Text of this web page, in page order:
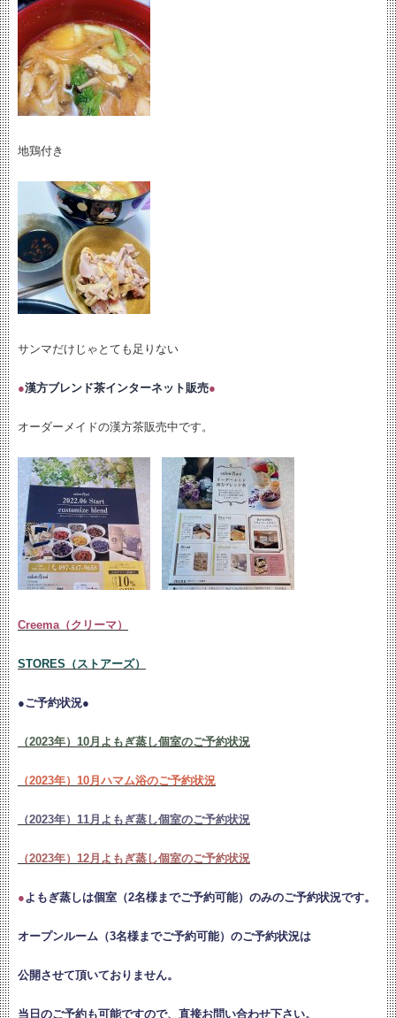
地鶏付き
サンマだけじゃとても足りない
●漢方ブレンド茶インターネット販売●
オーダーメイドの漢方茶販売中です。
Creema（クリーマ）
STORES（ストアーズ）
●ご予約状況●
（2023年）10月よもぎ蒸し個室のご予約状況
（2023年）10月ハマム浴のご予約状況
（2023年）11月よもぎ蒸し個室のご予約状況
（2023年）12月よもぎ蒸し個室のご予約状況
●よもぎ蒸しは個室（2名様までご予約可能）のみのご予約状況です。
オープンルーム（3名様までご予約可能）のご予約状況は
公開させて頂いておりません。
当日のご予約も可能ですので、直接お問い合わせ下さい。